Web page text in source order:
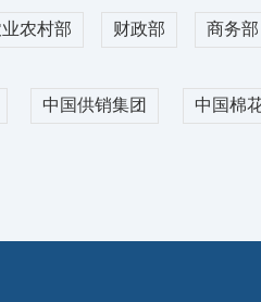
的“公转铁”相关政策， 与中国
更多 R30S
18080元/吨 0
+0.56 16120元/吨
农村部 财政部 商务部
中国供销集团 中国棉